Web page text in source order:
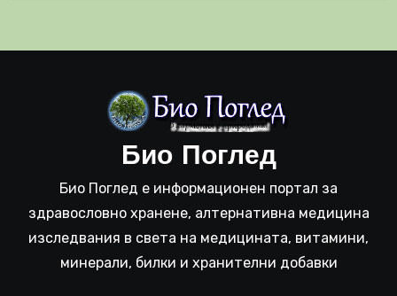
Био Поглед
Био Поглед е информационен портал за
здравословно хранене, алтернативна медицина
изследвания в света на медицината, витамини,
минерали, билки и хранителни добавки